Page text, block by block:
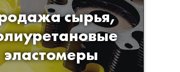
сырья,
эластомеры
Продажа сырья для
изделий из
полиуретана